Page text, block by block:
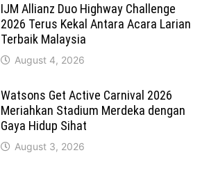
IJM Allianz Duo Highway Challenge
2026 Terus Kekal Antara Acara Larian
Terbaik Malaysia
August 4, 2026
Watsons Get Active Carnival 2026
Meriahkan Stadium Merdeka dengan
Gaya Hidup Sihat
August 3, 2026